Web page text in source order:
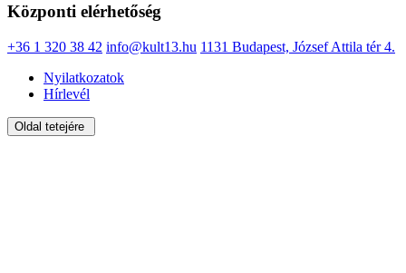
Központi elérhetőség
+36 1 320 38 42 info@kult13.hu 1131 Budapest, József Attila tér 4.
Nyilatkozatok
Hírlevél
Oldal tetejére